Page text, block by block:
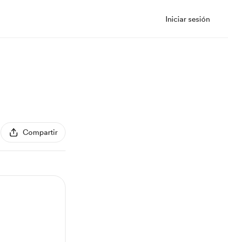
Iniciar sesión
Compartir